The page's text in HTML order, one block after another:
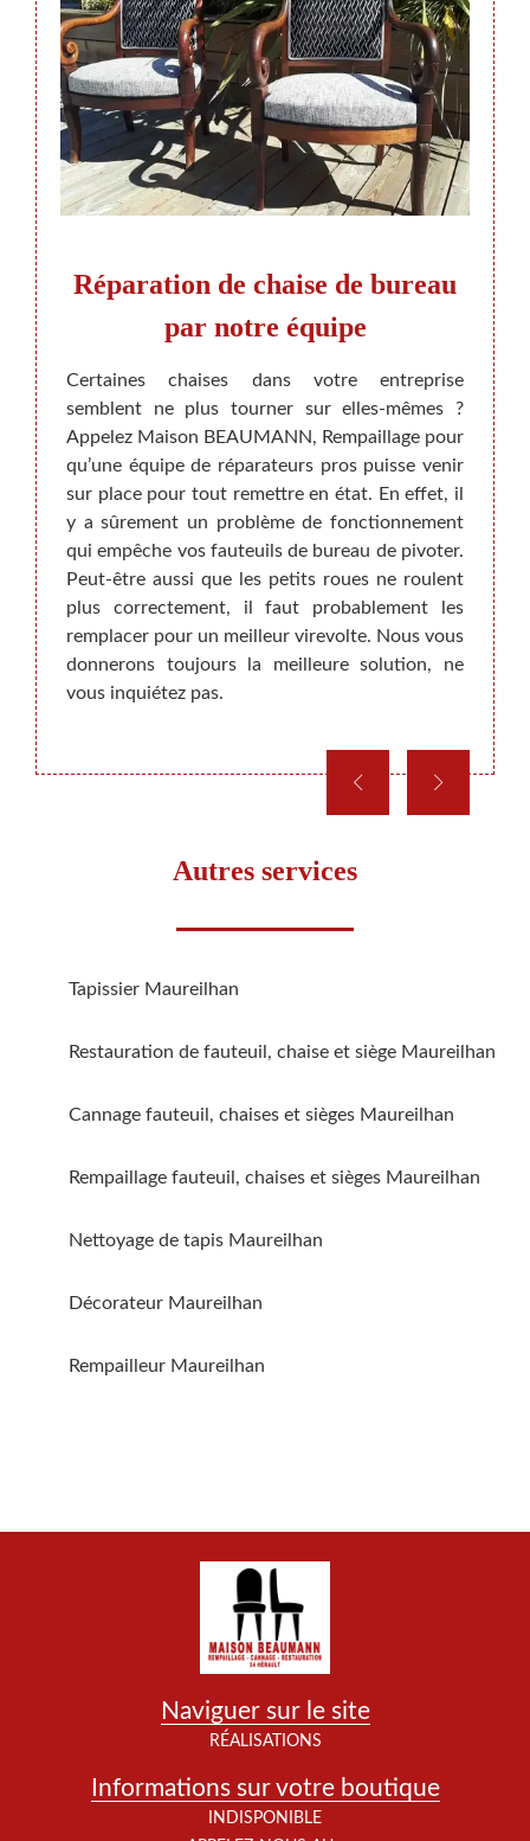
bien
à
des
votre
et le
sur
et
Réparation de chaise de bureau
par notre équipe
Certaines chaises dans votre entreprise
semblent ne plus tourner sur elles-mêmes ?
Appelez Maison BEAUMANN, Rempaillage pour
qu’une équipe de réparateurs pros puisse venir
sur place pour tout remettre en état. En effet, il
y a sûrement un problème de fonctionnement
qui empêche vos fauteuils de bureau de pivoter.
Peut-être aussi que les petits roues ne roulent
plus correctement, il faut probablement les
remplacer pour un meilleur virevolte. Nous vous
donnerons toujours la meilleure solution, ne
vous inquiétez pas.
Si
votre
Autres services
Tapissier Maureilhan
Restauration de fauteuil, chaise et siège Maureilhan
Cannage fauteuil, chaises et sièges Maureilhan
Rempaillage fauteuil, chaises et sièges Maureilhan
Nettoyage de tapis Maureilhan
Décorateur Maureilhan
Rempailleur Maureilhan
Naviguer sur le site
RÉALISATIONS
Informations sur votre boutique
INDISPONIBLE